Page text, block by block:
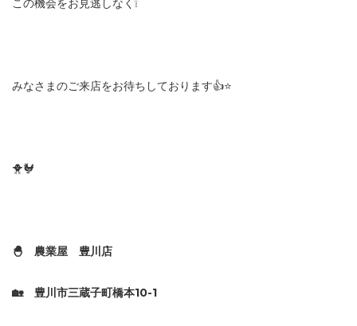
この機会をお見逃しなく❕
みなさまのご来店をお待ちしております👍⭐️
🐥🐓
🐣 農業屋 豊川店
🏡 豊川市三蔵子町橋本10-1